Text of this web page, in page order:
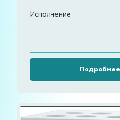
Исполнение
Подробнее